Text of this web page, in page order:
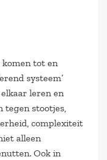
komen tot en
systeem’
leren en
tegen stootjes,
complexiteit
alleen
Ook in